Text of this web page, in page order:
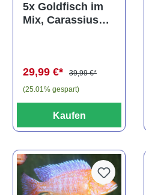
5x Goldfisch im
Mix, Carassius
29,99 €*
39,99 €*
(25.01% gespart)
Kaufen